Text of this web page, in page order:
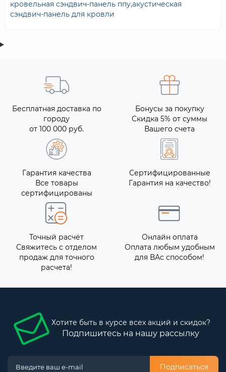
кровельная сэндвич-панель ппу,акустическая
сэндвич-панель для кровли
Бесплатная доставка по
городу
от 100 000 руб.
Бонусы за покупку
Скидка 5% от суммы
Вашего счета
Гарантия качества
Все товары
сертифицированы
Сертифицированные
Гарантия на качество!
Точный расчёт
Свяжитесь с отделом
продаж для точного
расчета!
Онлайн оплата
Оплата любым удобным
для ВАс способом!
Хотите быть в курсе всех акций и скидок?
Подпишитесь на нашу рассылку
Подписаться